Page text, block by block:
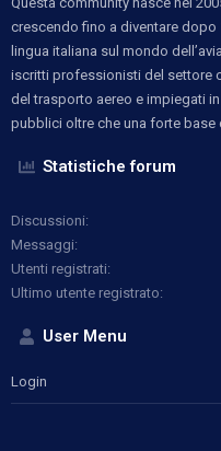
crescendo fino a diventare dopo
lingua italiana sul mondo
iscritti professionisti del settore
del trasporto aereo e impiegati
pubblici oltre che una forte
Statistiche forum
Discussioni
Messaggi
Utenti registrati
Ultimo utente registrato
User Menu
Login